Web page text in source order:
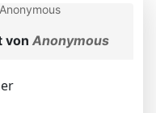
Anonymous
von Anonymous